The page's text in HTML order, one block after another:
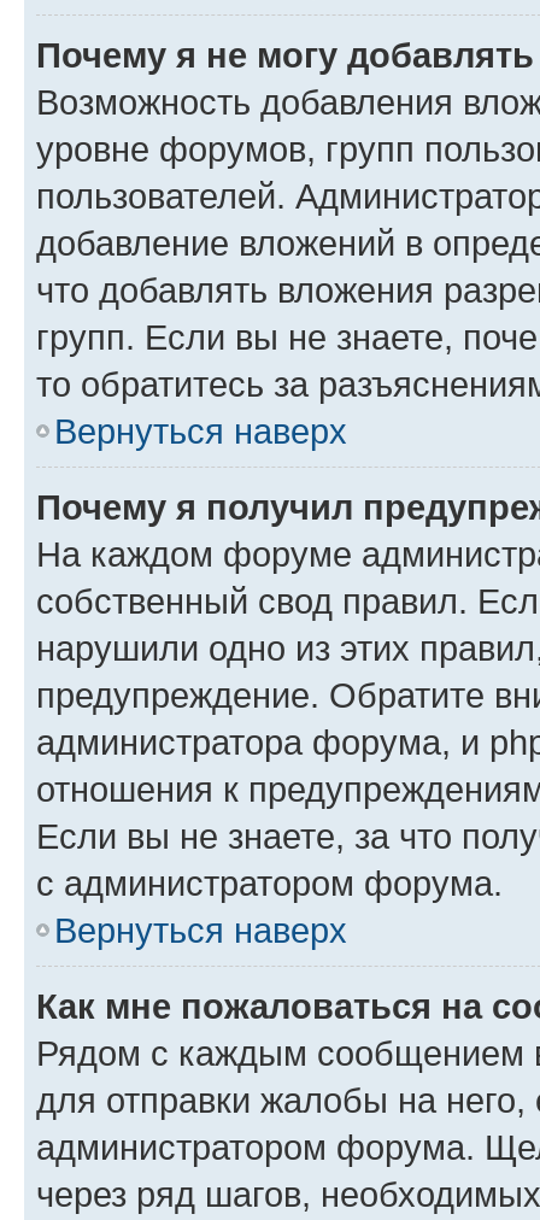
Почему я не могу
Возможность добавления
уровне форумов, групп
пользователей.
добавление вложений в
что добавлять вложения
групп. Если вы не знаете,
то обратитесь за
Вернуться наверх
Почему я получил
На каждом форуме
собственный свод правил.
нарушили одно из этих
предупреждение. Обратите
администратора форума, и
отношения к
Если вы не знаете, за что
с администратором форума.
Вернуться наверх
Как мне пожаловаться на
Рядом с каждым сообщением
для отправки жалобы на
администратором форума.
через ряд шагов,